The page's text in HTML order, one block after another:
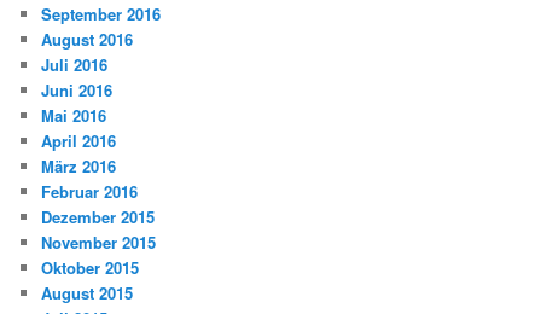
September 2016
August 2016
Juli 2016
Juni 2016
Mai 2016
April 2016
März 2016
Februar 2016
Dezember 2015
November 2015
Oktober 2015
August 2015